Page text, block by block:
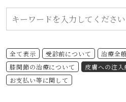
全て表示 受診前について
治療全
膝関節の治療について
皮膚への注
お支払い等に関して